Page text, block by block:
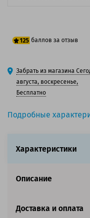
Подробные
Вид товара:
Ресурс:5 000
Совместим с
125 баллов за отзыв
100 баллов
125 баллов
Забрать из магазина
августа, воскресенье,
Бесплатно
Характеристики
Описание
Доставка и оплата